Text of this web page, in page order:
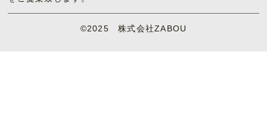
©2025 株式会社ZABOU